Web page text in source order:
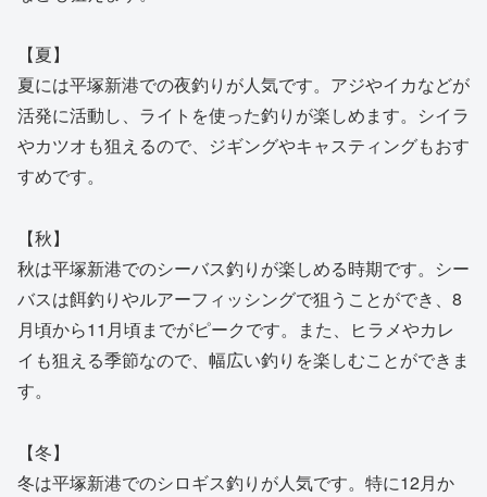
【夏】
夏には平塚新港での夜釣りが人気です。アジやイカなどが
活発に活動し、ライトを使った釣りが楽しめます。シイラ
やカツオも狙えるので、ジギングやキャスティングもおす
すめです。
【秋】
秋は平塚新港でのシーバス釣りが楽しめる時期です。シー
バスは餌釣りやルアーフィッシングで狙うことができ、8
月頃から11月頃までがピークです。また、ヒラメやカレ
イも狙える季節なので、幅広い釣りを楽しむことができま
す。
【冬】
冬は平塚新港でのシロギス釣りが人気です。特に12月か